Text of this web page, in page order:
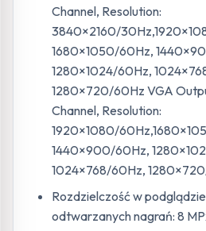
Channel, Resolution:
3840×2160/
1680×1050/60Hz,
1280×1024/60Hz,
1280×720/60Hz VGA
Channel, Resolution:
1920×1080/
1440×900/60Hz,
1024×768/60Hz,
Rozdzielczość w
odtwarzanych nagrań: 8